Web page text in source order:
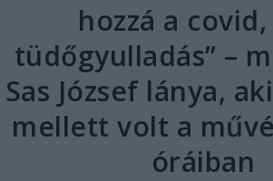
hozzá a covid,
tüdőgyulladás” –
Sas József lánya,
mellett volt a
óráiban